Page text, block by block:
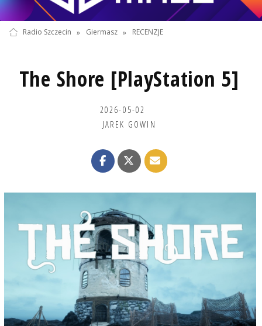
Radio Szczecin » Giermasz » RECENZJE
The Shore [PlayStation 5]
2026-05-02
JAREK GOWIN